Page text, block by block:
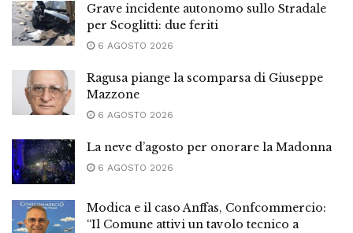
Grave incidente autonomo sullo Stradale
per Scoglitti: due feriti
6 AGOSTO 2026
Ragusa piange la scomparsa di Giuseppe
Mazzone
6 AGOSTO 2026
La neve d’agosto per onorare la Madonna
6 AGOSTO 2026
Modica e il caso Anffas, Confcommercio:
“Il Comune attivi un tavolo tecnico a